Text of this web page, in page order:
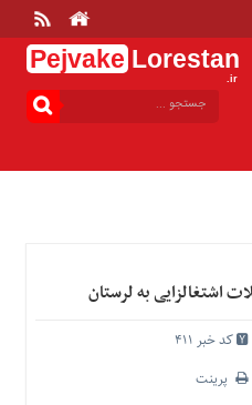
Pejvake Lorestan
.ir
کد خبر 411
پرینت